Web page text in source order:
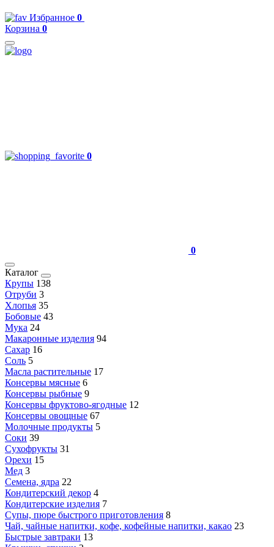
Избранное 0
Корзина 0
0
0
Каталог
Крупы 138
Отруби 3
Хлопья 35
Бобовые 43
Мука 24
Макаронные изделия 94
Сахар 16
Соль 5
Масла растительные 17
Консервы мясные 6
Консервы рыбные 9
Консервы фруктово-ягодные 12
Консервы овощные 67
Молочные продукты 5
Соки 39
Сухофрукты 31
Орехи 15
Мед 3
Семена, ядра 22
Кондитерский декор 4
Кондитерские изделия 7
Супы, пюре быстрого приготовления 8
Чай, чайные напитки, кофе, кофейные напитки, какао 23
Быстрые завтраки 13